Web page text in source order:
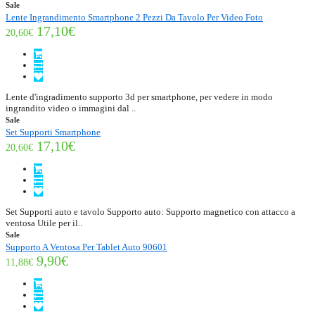
Sale
Lente Ingrandimento Smartphone 2 Pezzi Da Tavolo Per Video Foto
20,60€ 17,10€
Lente d'ingradimento supporto 3d per smartphone, per vedere in modo
ingrandito video o immagini dal ..
Sale
Set Supporti Smartphone
20,60€ 17,10€
Set Supporti auto e tavolo Supporto auto: Supporto magnetico con attacco a
ventosa Utile per il..
Sale
Supporto A Ventosa Per Tablet Auto 90601
11,88€ 9,90€